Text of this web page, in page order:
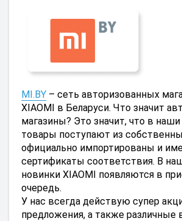
MI.BY – сеть авторизованных
XIAOMI в Беларуси. Что значит
магазины? Это значит, что в
товары поступают из
официально импортированы и
сертификаты соответствия. В
новинки XIAOMI появляются в
очередь.
У нас всегда действую супер
предложения, а также различные